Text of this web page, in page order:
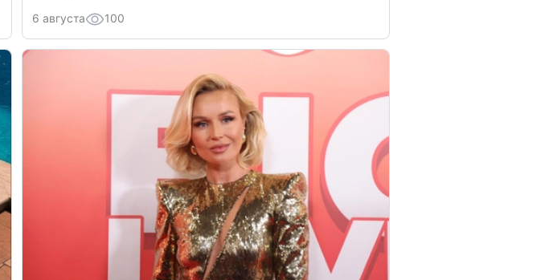
6 августа 100